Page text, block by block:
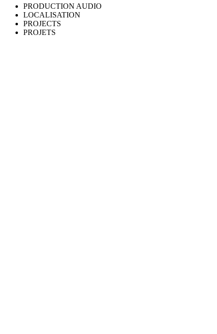
PRODUCTION AUDIO
LOCALISATION
PROJECTS
PROJETS